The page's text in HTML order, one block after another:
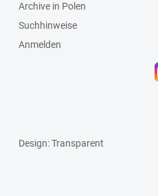
Archive in Polen
Suchhinweise
Anmelden
Design: Transparent